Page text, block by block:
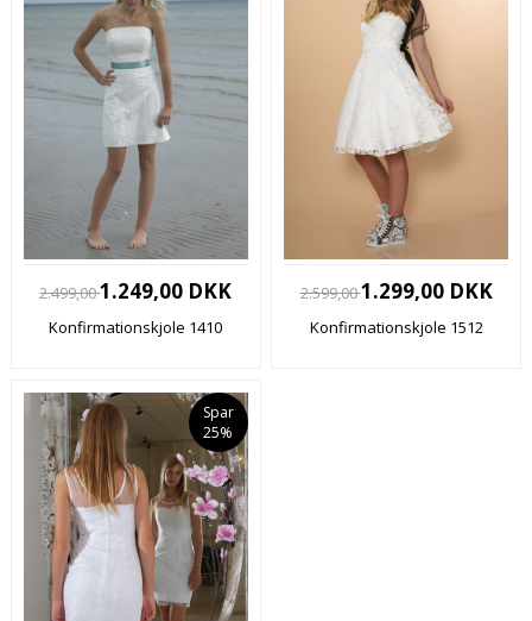
2.499,001.249,00 DKK
Konfirmationskjole 1410
2.599,001.299,00 DKK
Konfirmationskjole 1512
Spar
25%